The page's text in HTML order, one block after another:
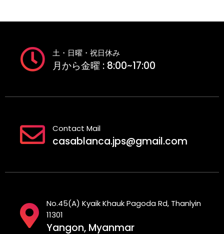
土・日曜・祝日休み
月から金曜 : 8:00~17:00
Contact Mail
casablanca.jps@gmail.com
No.45(A) Kyaik Khauk Pagoda Rd, Thanlyin
11301
Yangon, Myanmar